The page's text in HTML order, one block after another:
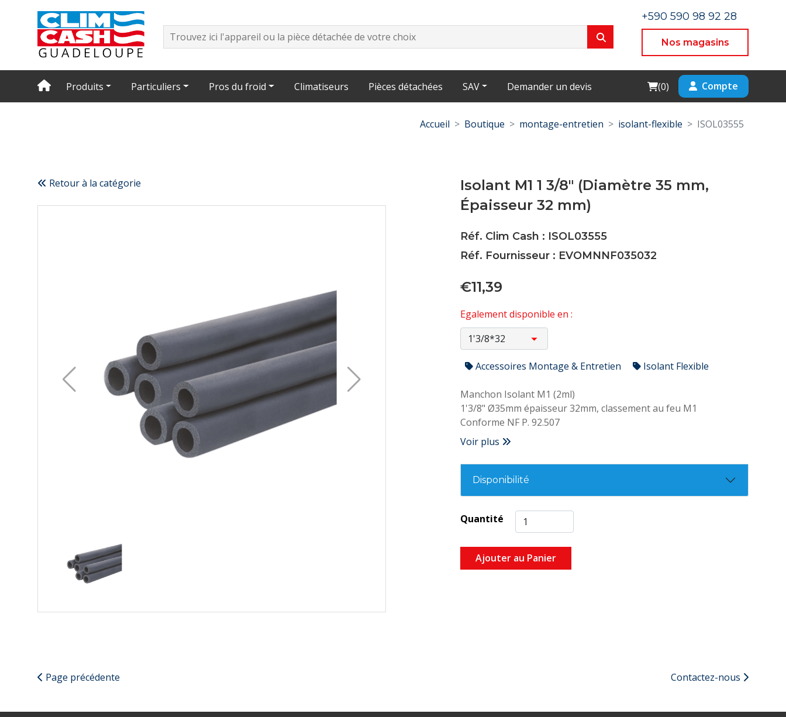
+590 590 98 92 28
Nos magasins
Produits Particuliers Pros du froid Climatiseurs Pièces détachées SAV Demander un devis Cart
(0) Compte
Accueil Boutique montage-entretien isolant-flexible ISOL03555
Retour à la catégorie
Isolant M1 1 3/8" (Diamètre 35 mm,
Épaisseur 32 mm)
Réf. Clim Cash : ISOL03555
Réf. Fournisseur : EVOMNNF035032
€11,39
Egalement disponible en :
Accessoires Montage & Entretien Isolant Flexible
Manchon Isolant M1 (2ml)
1'3/8" Ø35mm épaisseur 32mm, classement au feu M1
Conforme NF P. 92.507
Voir plus
Disponibilité
Quantité
Ajouter au Panier
Page précédente Contactez-nous